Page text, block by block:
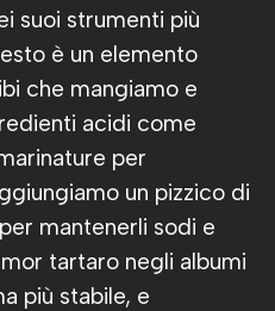
suoi strumenti più
è un elemento
che mangiamo e
acidi come
per
un pizzico di
mantenerli sodi e
tartaro negli albumi
più stabile, e